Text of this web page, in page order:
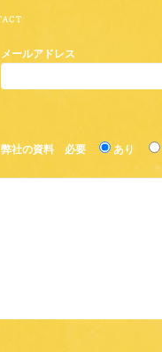
メールアドレス
弊社の資料 必要
あり